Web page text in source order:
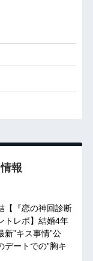
報
【『恋の神回診断
トレポ】結婚4年
新”キス事情”公
デートでの”胸キ